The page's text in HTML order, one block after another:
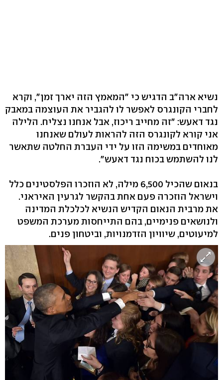
נשיא ארה"ב הדגיש כי "המאמץ הזה יארך זמן", וקרא
לחברי הקונגרס לאפשר לו להגביר את העוצמה במאבק
נגד דאעש: "זה מחייב ריכוז, אבל אנחנו נצליח. הלילה
אני קורא לקונגרס הזה להראות לעולם שאנחנו
מאוחדים במשימה הזו על ידי העברת החלטה שתאשר
לנו להשתמש בכוח נגד דאעש".
בנאום שהכיל 6,500 מילה, לא הוזכרו הפלסטינים כלל
וישראל הוזכרה פעם אחת בהקשר לגרעין האיראני.
את מרבית הנאום הקדיש הנשיא לכלכלת המדינה
ולנושאים פנימיים, בהם התייחסות מערכת המשפט
למיעוטים, שיוויון הזדמנויות, וביטחון פנים.